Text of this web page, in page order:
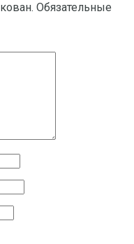
Обязательные